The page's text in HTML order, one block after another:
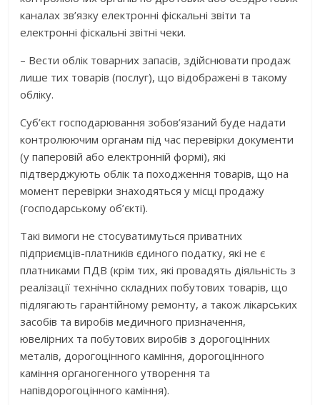
каналах зв’язку електронні фіскальні звіти та
електронні фіскальні звітні чеки.
– Вести облік товарних запасів, здійснювати продаж
лише тих товарів (послуг), що відображені в такому
обліку.
Суб’єкт господарювання зобов’язаний буде надати
контролюючим органам під час перевірки документи
(у паперовій або електронній формі), які
підтверджують облік та походження товарів, що на
момент перевірки знаходяться у місці продажу
(господарському об’єкті).
Такі вимоги не стосуватимуться приватних
підприємців-платників єдиного податку, які не є
платниками ПДВ (крім тих, які провадять діяльність з
реалізації технічно складних побутових товарів, що
підлягають гарантійному ремонту, а також лікарських
засобів та виробів медичного призначення,
ювелірних та побутових виробів з дорогоцінних
металів, дорогоцінного каміння, дорогоцінного
каміння органогенного утворення та
напівдорогоцінного каміння).